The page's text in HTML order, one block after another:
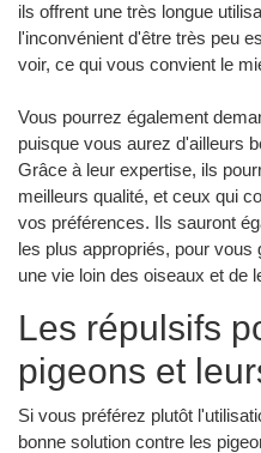
ils offrent une très longue
l'inconvénient d'être très peu
voir, ce qui vous convient le
Vous pourrez également
puisque vous aurez d'ailleurs
Grâce à leur expertise, ils
meilleurs qualité, et ceux qui
vos préférences. Ils sauront
les plus appropriés, pour vous
une vie loin des oiseaux et de
Les répulsifs
pigeons et
Si vous préférez plutôt
bonne solution contre les